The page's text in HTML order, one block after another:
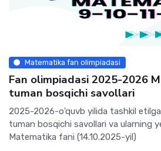
Matematika fan olimpiadasi
Fan olimpiadasi 2025-2026
tuman bosqichi savollari
2025-2026-o'quvb yilida tashkil
tuman bosqichi savollari va ularning
Matematika fani (14.10.2025-yil)